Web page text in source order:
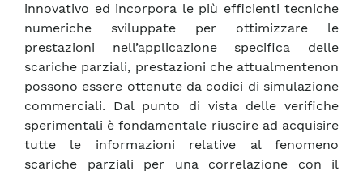
innovativo ed incorpora le più efficienti tecniche
numeriche sviluppate per ottimizzare le
prestazioni nell’applicazione specifica delle
scariche parziali, prestazioni che attualmentenon
possono essere ottenute da codici di simulazione
commerciali. Dal punto di vista delle verifiche
sperimentali è fondamentale riuscire ad acquisire
tutte le informazioni relative al fenomeno
scariche parziali per una correlazione con il